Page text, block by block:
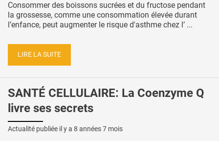
Consommer des boissons sucrées et du fructose pendant
la grossesse, comme une consommation élevée durant
l’enfance, peut augmenter le risque d'asthme chez l’ ...
LIRE LA SUITE
SANTÉ CELLULAIRE: La Coenzyme Q
livre ses secrets
Actualité publiée il y a 8 années 7 mois